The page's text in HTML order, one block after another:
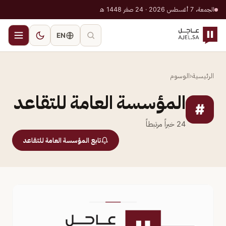
الجمعة، 7 أغسطس 2026 · 24 صفر 1448 هـ
EN
الرئيسية‹الوسوم
# المؤسسة العامة للتقاعد
24 خبراً مرتبطاً
تابع المؤسسة العامة للتقاعد